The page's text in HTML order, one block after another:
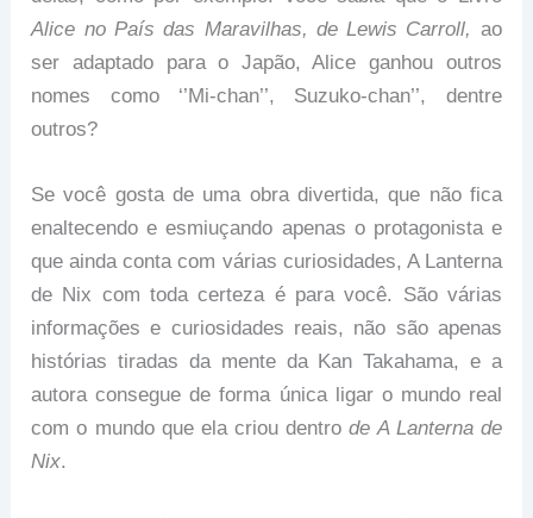
Alice no País das Maravilhas, de Lewis Carroll, ao
ser adaptado para o Japão, Alice ganhou outros
nomes como ‘’Mi-chan’’, Suzuko-chan’’, dentre
outros?
Se você gosta de uma obra divertida, que não fica
enaltecendo e esmiuçando apenas o protagonista e
que ainda conta com várias curiosidades, A Lanterna
de Nix com toda certeza é para você. São várias
informações e curiosidades reais, não são apenas
histórias tiradas da mente da Kan Takahama, e a
autora consegue de forma única ligar o mundo real
com o mundo que ela criou dentrode A Lanterna de
Nix.